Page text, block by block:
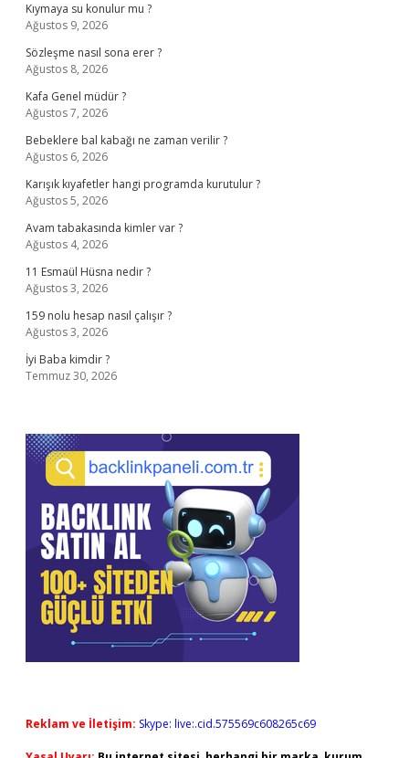
Kıymaya su konulur mu ?
Ağustos 9, 2026
Sözleşme nasıl sona erer ?
Ağustos 8, 2026
Kafa Genel müdür ?
Ağustos 7, 2026
Bebeklere bal kabağı ne zaman verilir ?
Ağustos 6, 2026
Karışık kıyafetler hangi programda kurutulur ?
Ağustos 5, 2026
Avam tabakasında kimler var ?
Ağustos 4, 2026
11 Esmaül Hüsna nedir ?
Ağustos 3, 2026
159 nolu hesap nasıl çalışır ?
Ağustos 3, 2026
İyi Baba kimdir ?
Temmuz 30, 2026
Reklam ve İletişim: Skype: live:.cid.575569c608265c69